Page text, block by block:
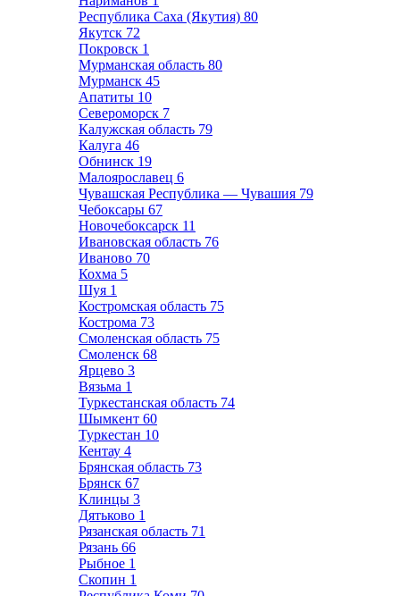
Республика Саха (Якутия) 80
Якутск 72
Покровск 1
Мурманская область 80
Мурманск 45
Апатиты 10
Североморск 7
Калужская область 79
Калуга 46
Обнинск 19
Малоярославец 6
Чувашская Республика — Чувашия 79
Чебоксары 67
Новочебоксарск 11
Ивановская область 76
Иваново 70
Кохма 5
Шуя 1
Костромская область 75
Кострома 73
Смоленская область 75
Смоленск 68
Ярцево 3
Вязьма 1
Туркестанская область 74
Шымкент 60
Туркестан 10
Кентау 4
Брянская область 73
Брянск 67
Клинцы 3
Дятьково 1
Рязанская область 71
Рязань 66
Рыбное 1
Скопин 1